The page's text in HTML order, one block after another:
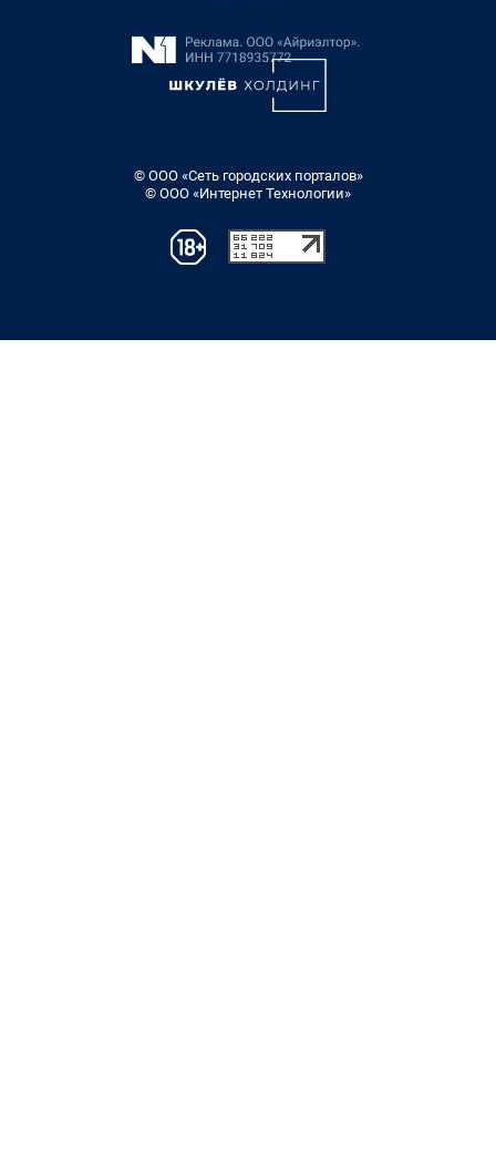
© ООО «Сеть городских порталов»
© ООО «Интернет Технологии»